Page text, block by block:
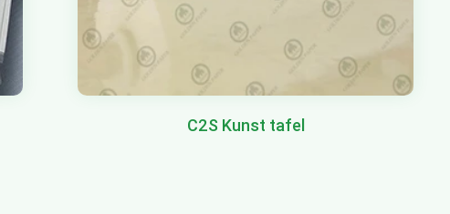
C2S Kunst tafel